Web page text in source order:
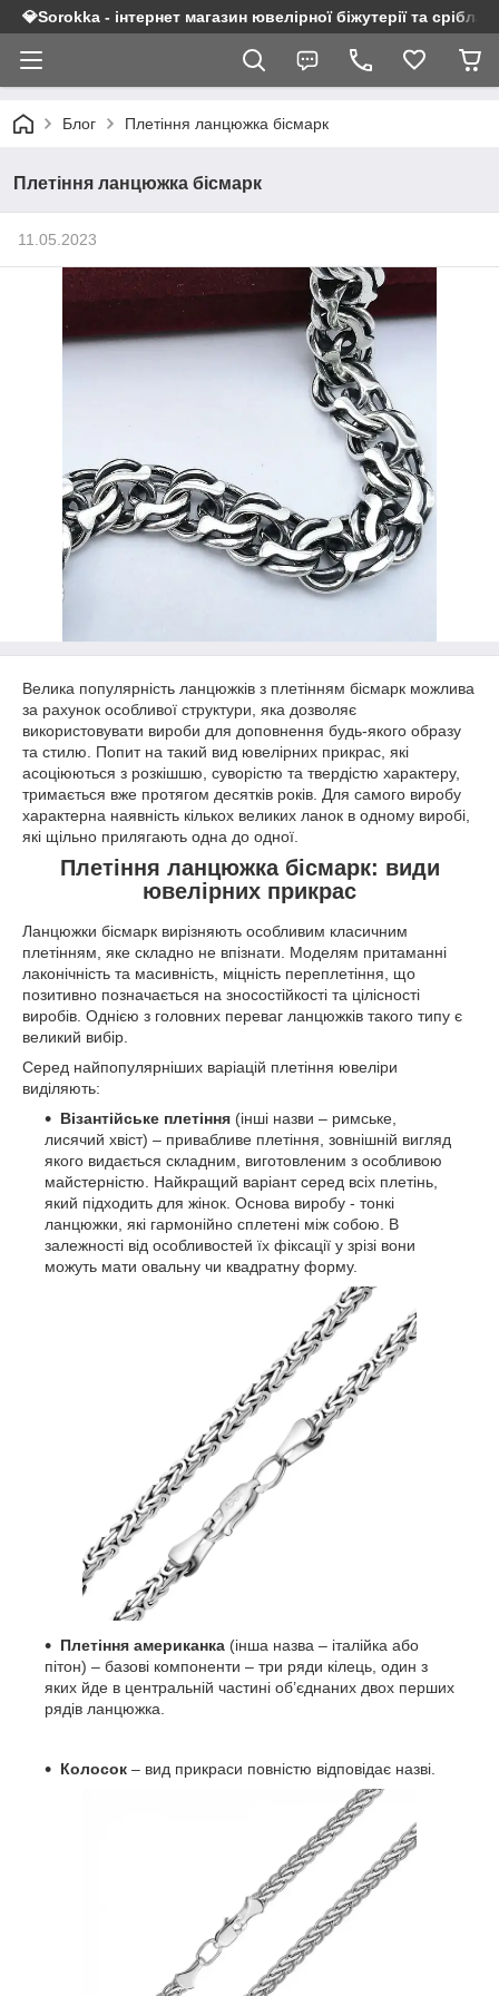
💎Sorokka - інтернет магазин ювелірної біжутерії та срібла
Блог Плетіння ланцюжка бісмарк
Плетіння ланцюжка бісмарк
11.05.2023
Велика популярність ланцюжків з плетінням бісмарк можлива
за рахунок особливої структури, яка дозволяє
використовувати вироби для доповнення будь-якого образу
та стилю. Попит на такий вид ювелірних прикрас, які
асоціюються з розкішшю, суворістю та твердістю характеру,
тримається вже протягом десятків років. Для самого виробу
характерна наявність кількох великих ланок в одному виробі,
які щільно прилягають одна до одної.
Плетіння ланцюжка бісмарк: види
ювелірних прикрас
Ланцюжки бісмарк вирізняють особливим класичним
плетінням, яке складно не впізнати. Моделям притаманні
лаконічність та масивність, міцність переплетіння, що
позитивно позначається на зносостійкості та цілісності
виробів. Однією з головних переваг ланцюжків такого типу є
великий вибір.
Серед найпопулярніших варіацій плетіння ювеліри
виділяють:
Візантійське плетіння (інші назви – римське,
лисячий хвіст) – привабливе плетіння, зовнішній вигляд
якого видається складним, виготовленим з особливою
майстерністю. Найкращий варіант серед всіх плетінь,
який підходить для жінок. Основа виробу - тонкі
ланцюжки, які гармонійно сплетені між собою. В
залежності від особливостей їх фіксації у зрізі вони
можуть мати овальну чи квадратну форму.
Плетіння американка (інша назва – італійка або
пітон) – базові компоненти – три ряди кілець, один з
яких йде в центральній частині об’єднаних двох перших
рядів ланцюжка.
Колосок – вид прикраси повністю відповідає назві.